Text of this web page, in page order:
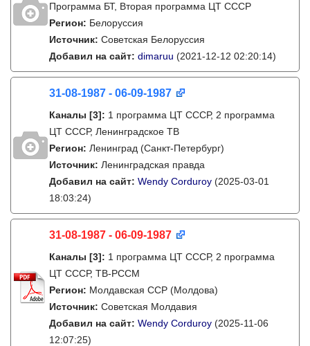
Программа БТ, Вторая программа ЦТ СССР
Регион: Белоруссия
Источник: Советская Белоруссия
Добавил на сайт: dimaruu (2021-12-12 02:20:14)
31-08-1987 - 06-09-1987
Каналы [3]: 1 программа ЦТ СССР, 2 программа
ЦТ СССР, Ленинградское ТВ
Регион: Ленинград (Санкт-Петербург)
Источник: Ленинградская правда
Добавил на сайт: Wendy Corduroy (2025-03-01
18:03:24)
31-08-1987 - 06-09-1987
Каналы [3]: 1 программа ЦТ СССР, 2 программа
ЦТ СССР, ТВ-РССМ
Регион: Молдавская ССР (Молдова)
Источник: Советская Молдавия
Добавил на сайт: Wendy Corduroy (2025-11-06
12:07:25)